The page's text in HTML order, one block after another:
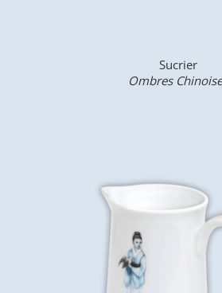
Sucrier
Ombres